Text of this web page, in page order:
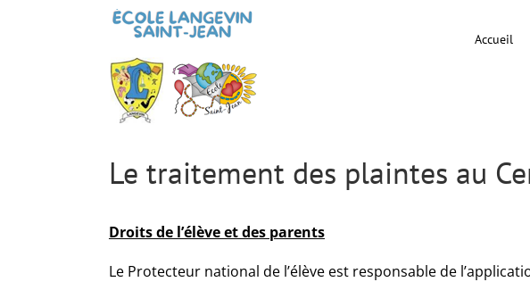
Accueil
Le traitement des plaintes au
Droits de l’élève et des parents
Le Protecteur national de l’élève est responsable de